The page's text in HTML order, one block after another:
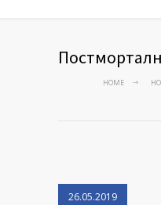
HOME
26.05.2019